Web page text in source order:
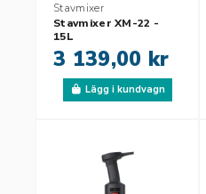
Stavmixer
Stavmixer XM-22 -
15L
3 139,00 kr
Lägg i kundvagn